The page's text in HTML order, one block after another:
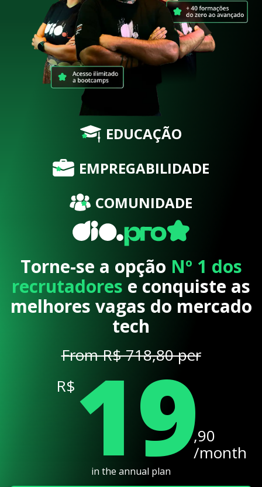
EDUCAÇÃO
EMPREGABILIDADE
COMUNIDADE
Torne-se a opção Nº 1 dos
recrutadores e conquiste as
melhores vagas do mercado
tech
From R$ 718,80 per
R$ 19,90
/month
in the annual plan